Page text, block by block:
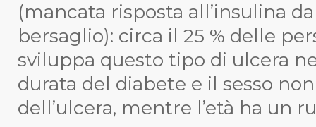
(mancata risposta all’insulina
bersaglio): circa il 25 % delle
sviluppa questo tipo di ulcera
durata del diabete e il sesso
dell’ulcera, mentre l’età ha un